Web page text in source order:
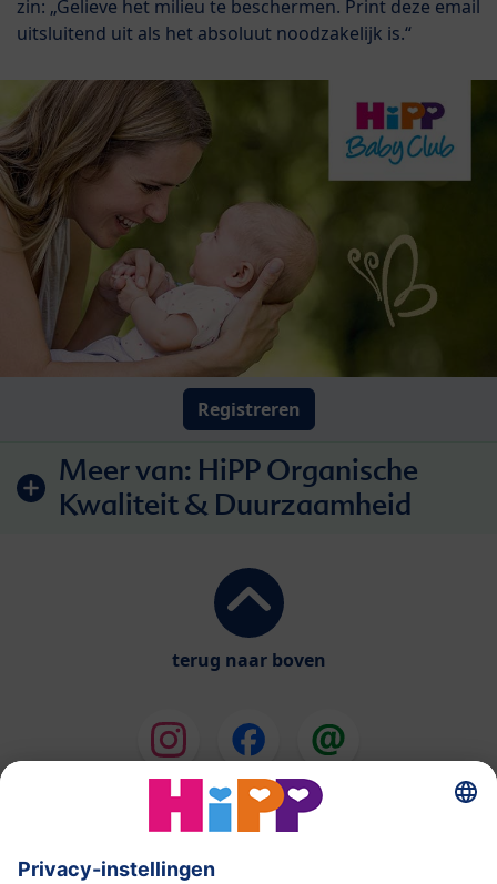
zin: „Gelieve het milieu te beschermen. Print deze email
uitsluitend uit als het absoluut noodzakelijk is.“
Registreren
Meer van: HiPP Organische
Kwaliteit & Duurzaamheid
terug naar boven
HiPP Melkbereidingen
HiPP Babyvoeding
HiPP tijdens de Zwangerschap